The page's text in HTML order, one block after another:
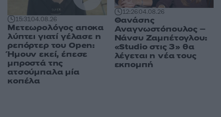
15:3104.08.26
Μετεωρολόγος αποκα
λύπτει γιατί γέλασε η
ρεπόρτερ του Open:
Ήμουν εκεί, έπεσε
μπροστά της
ατσούμπαλα μία
κοπέλα
12:2604.08.26
Θανάσης
Αναγνωστόπουλος –
Νάνσυ Ζαμπέτογλου:
«Studio στις 3» θα
λέγεται η νέα τους
εκπομπή